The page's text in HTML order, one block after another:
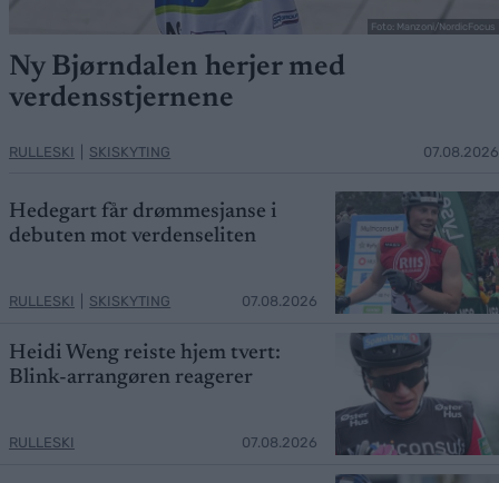
Foto: Manzoni/NordicFocus
Ny Bjørndalen herjer med
verdensstjernene
RULLESKI SKISKYTING 07.08.2026
Hedegart får drømmesjanse i
debuten mot verdenseliten
RULLESKI SKISKYTING 07.08.2026
Heidi Weng reiste hjem tvert:
Blink-arrangøren reagerer
RULLESKI 07.08.2026